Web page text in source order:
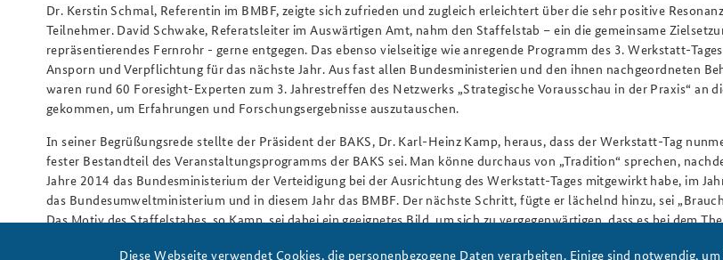
Dr. Kerstin Schmal, Referentin im BMBF, zeigte sich zufrieden und zugleich erleichtert über die sehr positive
Teilnehmer. David Schwake, Referatsleiter im Auswärtigen Amt, nahm den Staffelstab – ein die gemeinsame
repräsentierendes Fernrohr - gerne entgegen. Das ebenso vielseitige wie anregende Programm des 3. Werkstatt-
Ansporn und Verpflichtung für das nächste Jahr. Aus fast allen Bundesministerien und den ihnen nachgeordneten
waren rund 60 Foresight-Experten zum 3. Jahrestreffen des Netzwerks „Strategische Vorausschau in der Praxis“ an
gekommen, um Erfahrungen und Forschungsergebnisse auszutauschen.
In seiner Begrüßungsrede stellte der Präsident der BAKS, Dr. Karl-Heinz Kamp, heraus, dass der Werkstatt-Tag
fester Bestandteil des Veranstaltungsprogramms der BAKS sei. Man könne durchaus von „Tradition“ sprechen,
Jahre 2014 das Bundesministerium der Verteidigung bei der Ausrichtung des Werkstatt-Tages mitgewirkt habe, im
das Bundesumweltministerium und in diesem Jahr das BMBF. Der nächste Schritt, fügte er lächelnd hinzu, sei
Das Motiv des Staffelstabes, so Kamp, sei dabei ein geeignetes Bild, um sich zu vergegenwärtigen, dass es bei dem
Diese Webseite verwendet Cookies, die personenbezogene Daten verarbeiten. Einige sind notwendig,